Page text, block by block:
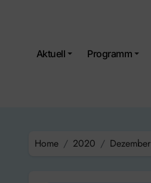
Aktuell Programm
Home 2020 Dezember